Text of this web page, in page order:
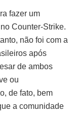
fazer um
Counter-Strike.
não foi com a
após
de ambos
ou
de fato, bem
a comunidade